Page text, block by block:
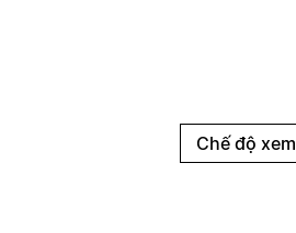
Chế độ xem